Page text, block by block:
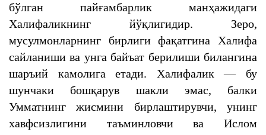
бўлган пайғамбарлик манҳажидаги
Халифаликнинг йўқлигидир. Зеро,
мусулмонларнинг бирлиги фақатгина Халифа
сайланиши ва унга байъат берилиши билангина
шаръий камолига етади. Халифалик — бу
шунчаки бошқарув шакли эмас, балки
Умматнинг жисмини бирлаштирувчи, унинг
хавфсизлигини таъминловчи ва Ислом